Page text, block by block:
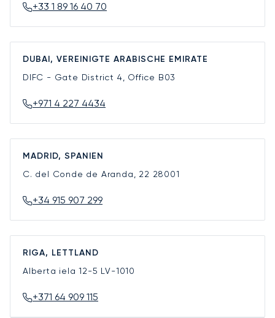
+33 1 89 16 40 70
DUBAI, VEREINIGTE ARABISCHE EMIRATE
DIFC - Gate District 4, Office B03
+971 4 227 4434
MADRID, SPANIEN
C. del Conde de Aranda, 22 28001
+34 915 907 299
RIGA, LETTLAND
Alberta iela 12-5 LV-1010
+371 64 909 115